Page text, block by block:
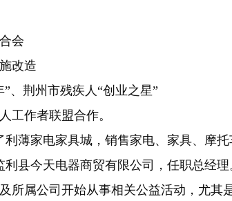
会
改造
、荆州市残疾人“创业之星”
工作者联盟合作。
利薄家电家具城，销售家电、家具、摩托
县今天电器商贸有限公司，任职总经理
所属公司开始从事相关公益活动，尤